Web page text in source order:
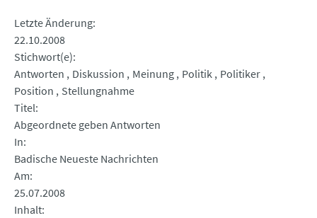
Letzte Änderung
22.10.2008
Stichwort(e)
Antworten
Diskussion Meinung Politik Politiker
Position
Stellungnahme
Titel
Abgeordnete geben Antworten
In
Badische Neueste Nachrichten
Am
25.07.2008
Inhalt